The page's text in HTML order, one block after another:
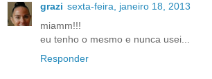
grazi sexta-feira, janeiro 18, 2013
miamm!!!
eu tenho o mesmo e nunca usei...
Responder